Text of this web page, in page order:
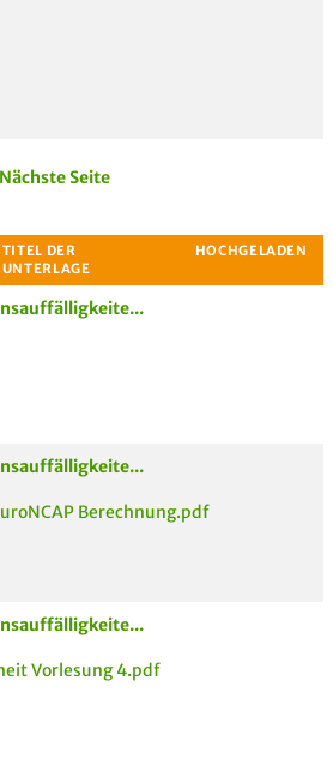
Nächste Seite
Berechnung.pdf
Vorlesung 4.pdf